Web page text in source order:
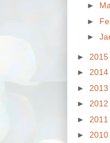
►
►
►
► 2015
► 2014
► 2013
► 2012
► 2011
► 2010